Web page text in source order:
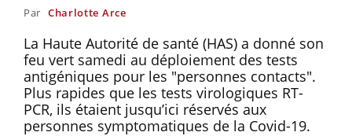
Par Charlotte Arce
La Haute Autorité de santé (HAS) a donné son
feu vert samedi au déploiement des tests
antigéniques pour les "personnes contacts".
Plus rapides que les tests virologiques RT-
PCR, ils étaient jusqu’ici réservés aux
personnes symptomatiques de la Covid-19.